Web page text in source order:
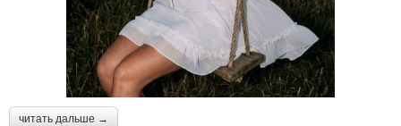
читать дальше →